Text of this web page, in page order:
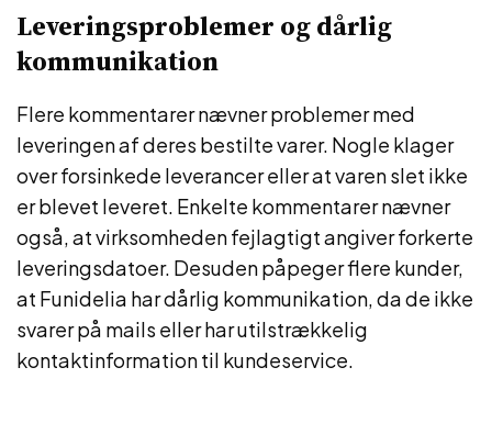
Leveringsproblemer og dårlig
kommunikation
Flere kommentarer nævner problemer med
leveringen af deres bestilte varer. Nogle klager
over forsinkede leverancer eller at varen slet ikke
er blevet leveret. Enkelte kommentarer nævner
også, at virksomheden fejlagtigt angiver forkerte
leveringsdatoer. Desuden påpeger flere kunder,
at Funidelia har dårlig kommunikation, da de ikke
svarer på mails eller har utilstrækkelig
kontaktinformation til kundeservice.